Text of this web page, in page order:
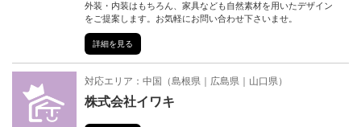
外装・内装はもちろん、家具なども自然素材を用いたデザイン
をご提案します。お気軽にお問い合わせ下さいませ。
詳細を見る
対応エリア： 中国 （島根県 広島県 山口県）
株式会社イワキ